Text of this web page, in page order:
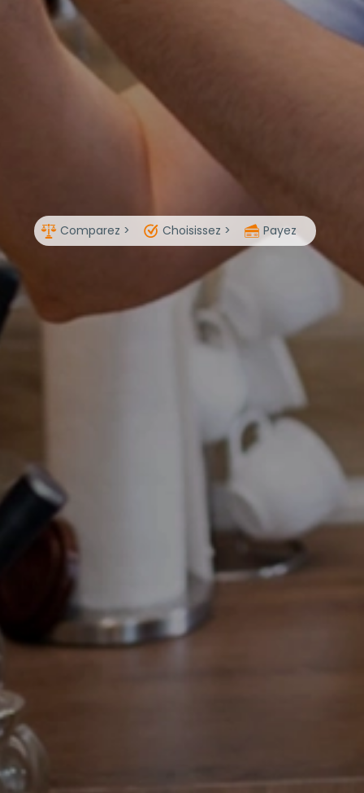
Comparez > Choisissez > Payez